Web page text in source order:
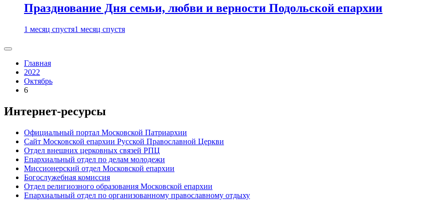
Празднование Дня семьи, любви и верности Подольской епархии
1 месяц спустя1 месяц спустя
Главная
2022
Октябрь
6
Интернет-ресурсы
Официальный портал Московской Патриархии
Сайт Московской епархии Русской Православной Церкви
Отдел внешних церковных связей РПЦ
Епархиальный отдел по делам молодежи
Миссионерский отдел Московской епархии
Богослужебная комиссия
Отдел религиозного образования Московской епархии
Епархиальный отдел по организованному православному отдыху